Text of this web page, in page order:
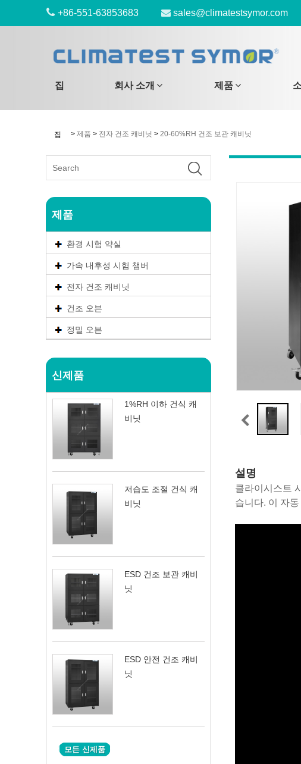
+86-551-63853683 sales@climatestsymor.com
집 회사 소개 제품
집 > 제품 > 전자 건조 캐비닛 > 20-60%RH 건조 보관 캐비닛
제품
환경 시험 약실
가속 내후성 시험 챔버
전자 건조 캐비닛
건조 오븐
정밀 오븐
신제품
1%RH 이하 건식 캐
비닛
저습도 조절 건식 캐
비닛
ESD 건조 보관 캐비
닛
ESD 안전 건조 캐비
닛
모든 신제품
설명
클라이시스트
습니다. 이 자